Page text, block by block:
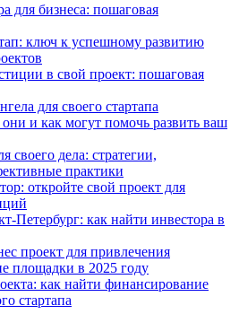
для бизнеса: пошаговая
ключ к успешному развитию
в свой проект: пошаговая
для своего стартапа
и как могут помочь развить ваш
своего дела: стратегии,
практики
откройте свой проект для
Петербург: как найти инвестора в
проект для привлечения
площадки в 2025 году
как найти финансирование
стартапа